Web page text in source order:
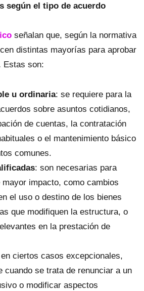
según el tipo de acuerdo
señalan que, según la normativa
distintas mayorías para aprobar
Estas son:
u ordinaria: se requiere para la
sobre asuntos cotidianos,
de cuentas, la contratación
o el mantenimiento básico
comunes.
: son necesarias para
impacto, como cambios
el uso o destino de los bienes
que modifiquen la estructura, o
en la prestación de
ciertos casos excepcionales,
cuando se trata de renunciar a un
o modificar aspectos